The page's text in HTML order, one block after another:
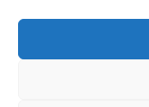
Freitag: 8.00 – 12.00 Uhr
Email: